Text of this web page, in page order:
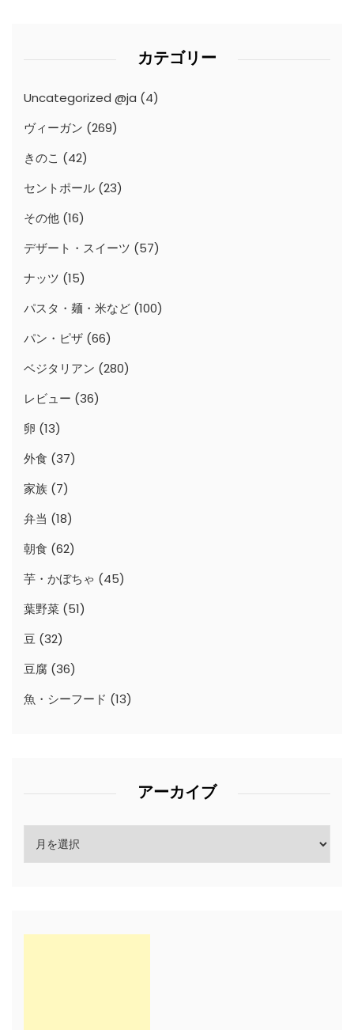
カテゴリー
Uncategorized @ja (4)
ヴィーガン (269)
きのこ (42)
セントポール (23)
その他 (16)
デザート・スイーツ (57)
ナッツ (15)
パスタ・麺・米など (100)
パン・ピザ (66)
ベジタリアン (280)
レビュー (36)
卵 (13)
外食 (37)
家族 (7)
弁当 (18)
朝食 (62)
芋・かぼちゃ (45)
葉野菜 (51)
豆 (32)
豆腐 (36)
魚・シーフード (13)
アーカイブ